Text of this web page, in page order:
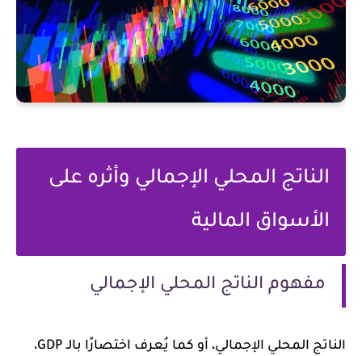
الناتج المحلي الإجمالي وأثره على
الأسواق المالية
مفهوم الناتج المحلي الإجمالي
الناتج المحلي الإجمالي، أو كما يُعرف اختصارًا بالـ GDP،